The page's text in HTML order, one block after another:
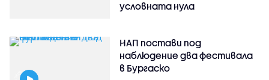
условната нула
НАП постави под
наблюдение два фестивала
в Бургаско